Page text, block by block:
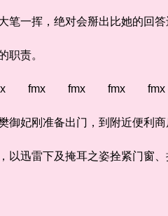
一挥，绝对会掰出比她的回答
责。
fmx fmx fmx
妃刚准备出门，到附近便利商
迅雷下及掩耳之姿拴紧门窗、